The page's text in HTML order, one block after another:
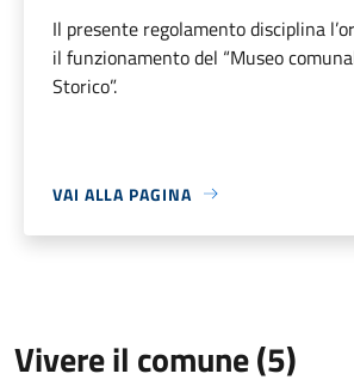
Il presente regolamento disciplina
il funzionamento del “Museo
Storico”.
VAI ALLA PAGINA
Vivere il comune (5)